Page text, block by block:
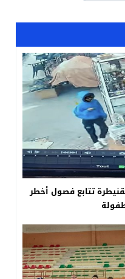
تتابع فصول أخطر